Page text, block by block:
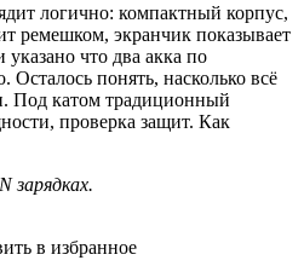
логично: компактный корпус,
ремешком, экранчик показывает
что два акка по
Осталось понять, насколько всё
Под катом традиционный
проверка защит. Как
зарядках.
в избранное